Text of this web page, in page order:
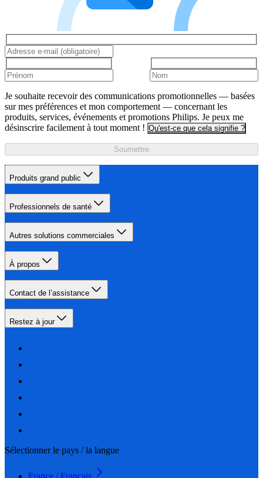
Je souhaite recevoir des communications promotionnelles — basées
sur mes préférences et mon comportement — concernant les
produits, services, événements et promotions Philips. Je peux me
désinscrire facilement à tout moment ! Qu'est-ce que cela signifie ?
Soumettre
Produits grand public
Professionnels de santé
Autres solutions commerciales
À propos
Contact de l’assistance
Restez à jour
Sélectionner le pays / la langue
France / Français